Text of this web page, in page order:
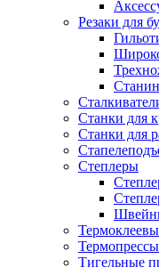
Резаки для
Станки для
Станки для
Степлеры
Тигельные